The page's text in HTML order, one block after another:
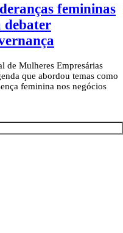
femininas
debater
de Mulheres Empresárias
que abordou temas como
feminina nos negócios